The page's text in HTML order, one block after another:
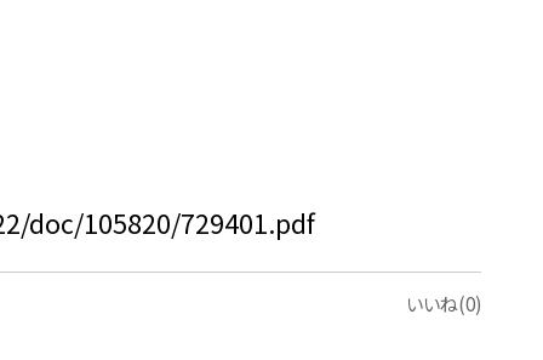
doc/105820/729401.pdf
いいね(0)